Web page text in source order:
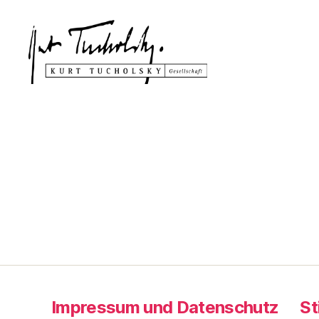
Impressum und Datenschutz